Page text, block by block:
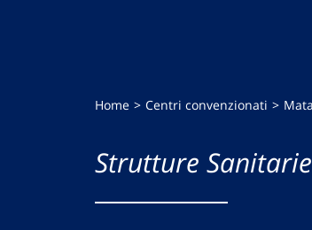
Home Centri convenzionati
Strutture